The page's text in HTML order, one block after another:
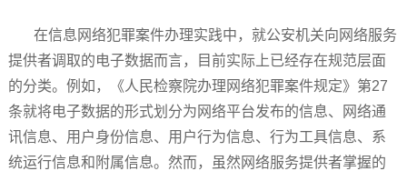
在信息网络犯罪案件办理实践中，就公安机关向网络服务
提供者调取的电子数据而言，目前实际上已经存在规范层面
的分类。例如，《人民检察院办理网络犯罪案件规定》第27
条就将电子数据的形式划分为网络平台发布的信息、网络通
讯信息、用户身份信息、用户行为信息、行为工具信息、系
统运行信息和附属信息。然而，虽然网络服务提供者掌握的